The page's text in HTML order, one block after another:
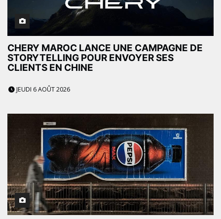
CHERY MAROC LANCE UNE CAMPAGNE DE
STORYTELLING POUR ENVOYER SES
CLIENTS EN CHINE
JEUDI 6 AOÛT 2026